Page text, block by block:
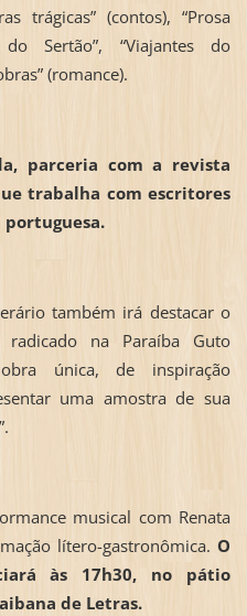
trágicas” (contos), “Prosa
do Sertão”, “Viajantes do
(romance).
parceria com a revista
trabalha com escritores
portuguesa.
também irá destacar o
na Paraíba Guto
única, de inspiração
uma amostra de sua
musical com Renata
lítero-gastronômica. O
às 17h30, no pátio
de Letras.